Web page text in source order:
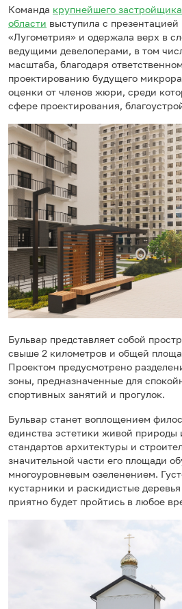
Команда крупнейшего
области выступила с
«Лугометрия» и одержала верх в
ведущими девелоперами, в том
масштаба, благодаря
проектированию будущего
оценки от членов жюри, среди
сфере проектирования,
Бульвар представляет собой
свыше 2 километров и общей
Проектом предусмотрено
зоны, предназначенные для
спортивных занятий и прогулок.
Бульвар станет воплощением
единства эстетики живой природы
стандартов архитектуры и
значительной части его площади
многоуровневым озеленением.
кустарники и раскидистые
приятно будет пройтись в любое